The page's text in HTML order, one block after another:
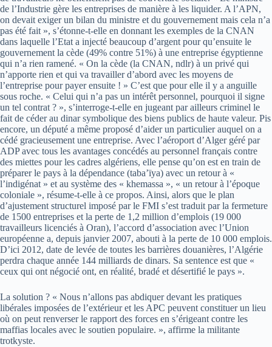
de l’Industrie gère les entreprises de manière à les liquider. A l’APN,
on devait exiger un bilan du ministre et du gouvernement mais cela n’a
pas été fait », s’étonne-t-elle en donnant les exemples de la CNAN
dans laquelle l’Etat a injecté beaucoup d’argent pour qu’ensuite le
gouvernement la cède (49% contre 51%) à une entreprise égyptienne
qui n’a rien ramené. « On la cède (la CNAN, ndlr) à un privé qui
n’apporte rien et qui va travailler d’abord avec les moyens de
l’entreprise pour payer ensuite ! » C’est que pour elle il y a anguille
sous roche. « Celui qui n’a pas un intérêt personnel, pourquoi il signe
un tel contrat ? », s’interroge-t-elle en jugeant par ailleurs criminel le
fait de céder au dinar symbolique des biens publics de haute valeur. Pis
encore, un député a même proposé d’aider un particulier auquel on a
cédé gracieusement une entreprise. Avec l’aéroport d’Alger géré par
ADP avec tous les avantages concédés au personnel français contre
des miettes pour les cadres algériens, elle pense qu’on est en train de
préparer le pays à la dépendance (taba’ïya) avec un retour à «
l’indigénat » et au système des « khemassa », « un retour à l’époque
coloniale », résume-t-elle à ce propos. Ainsi, alors que le plan
d’ajustement structurel imposé par le FMI s’est traduit par la fermeture
de 1500 entreprises et la perte de 1,2 million d’emplois (19 000
travailleurs licenciés à Oran), l’accord d’association avec l’Union
européenne a, depuis janvier 2007, abouti à la perte de 10 000 emplois.
D’ici 2012, date de levée de toutes les barrières douanières, l’Algérie
perdra chaque année 144 milliards de dinars. Sa sentence est que «
ceux qui ont négocié ont, en réalité, bradé et désertifié le pays ».
La solution ? « Nous n’allons pas abdiquer devant les pratiques
libérales imposées de l’extérieur et les APC peuvent constituer un lieu
où on peut renverser le rapport des forces en s’érigeant contre les
maffias locales avec le soutien populaire. », affirme la militante
trotkyste.